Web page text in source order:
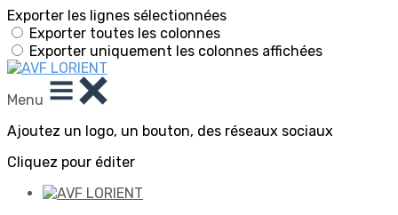
Exporter les lignes sélectionnées
Exporter toutes les colonnes
Exporter uniquement les colonnes affichées
Menu
Ajoutez un logo, un bouton, des réseaux sociaux
Cliquez pour éditer